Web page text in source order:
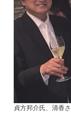
貞方邦介氏、清香